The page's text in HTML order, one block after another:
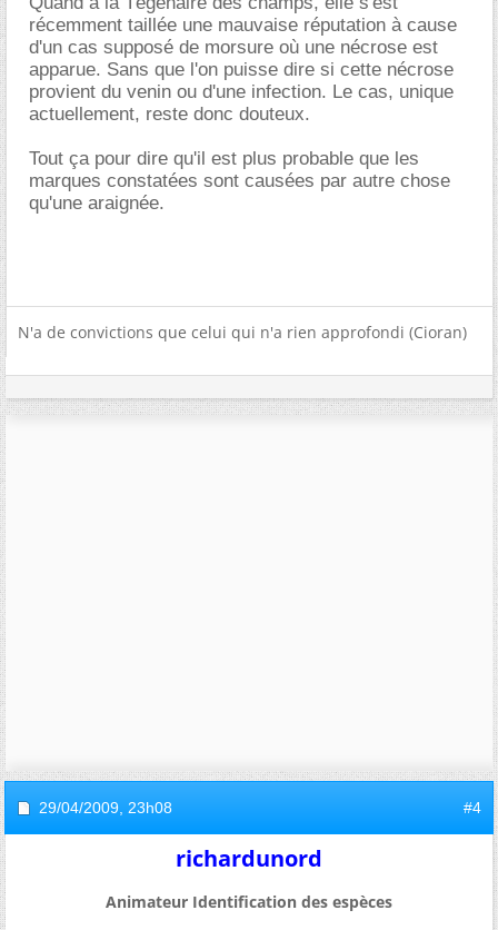
récemment taillée une mauvaise réputation à cause
d'un cas supposé de morsure où une nécrose est
apparue. Sans que l'on puisse dire si cette nécrose
provient du venin ou d'une infection. Le cas, unique
actuellement, reste donc douteux.
Tout ça pour dire qu'il est plus probable que les
marques constatées sont causées par autre chose
qu'une araignée.
N'a de convictions que celui qui n'a rien approfondi (Cioran)
29/04/2009, 23h08 #4
richardunord
Animateur Identification des espèces